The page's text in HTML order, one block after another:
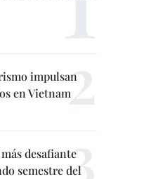
impulsan
en Vietnam
desafiante
semestre del